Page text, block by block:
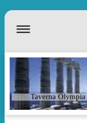
Taverna Olympia